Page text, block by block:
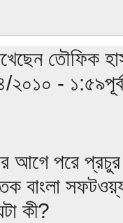
তৌফিক
২০১০ -
আগে পরে প্রচুর
বাংলা
কী?